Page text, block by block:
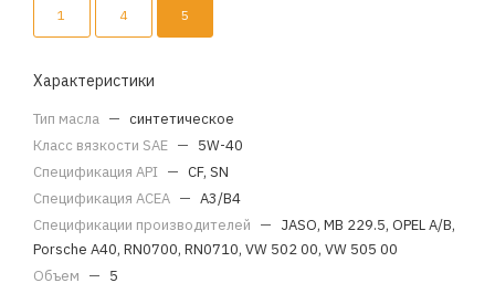
1 4 5
Характеристики
Тип масла — синтетическое
Класс вязкости SAE — 5W-40
Спецификация API — CF, SN
Спецификация ACEA — A3/B4
Спецификации производителей — JASO, MB 229.5, OPEL A/B,
Porsche A40, RN0700, RN0710, VW 502 00, VW 505 00
Объем — 5